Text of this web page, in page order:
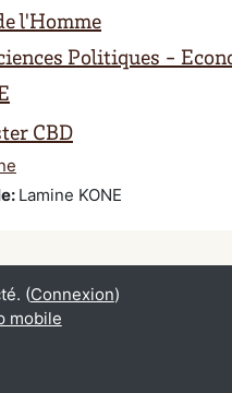
l'Homme
Politiques -
CBD
: Lamine KONE
(Connexion)
mobile